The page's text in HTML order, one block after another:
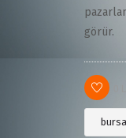
görür.